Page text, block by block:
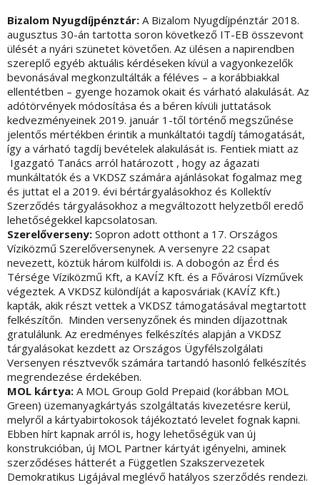
Bizalom Nyugdíjpénztár: A Bizalom Nyugdíjpénztár 2018.
augusztus 30-án tartotta soron következő IT-EB összevont
ülését a nyári szünetet követően. Az ülésen a napirendben
szereplő egyéb aktuális kérdéseken kívül a vagyonkezelők
bevonásával megkonzultálták a féléves – a korábbiakkal
ellentétben – gyenge hozamok okait és várható alakulását. Az
adótörvények módosítása és a béren kívüli juttatások
kedvezményeinek 2019. január 1-től történő megszűnése
jelentős mértékben érintik a munkáltatói tagdíj támogatását,
így a várható tagdíj bevételek alakulását is. Fentiek miatt az
Igazgató Tanács arról határozott , hogy az ágazati
munkáltatók és a VKDSZ számára ajánlásokat fogalmaz meg
és juttat el a 2019. évi bértárgyalásokhoz és Kollektív
Szerződés tárgyalásokhoz a megváltozott helyzetből eredő
lehetőségekkel kapcsolatosan.
Szerelőverseny: Sopron adott otthont a 17. Országos
Víziközmű Szerelőversenynek. A versenyre 22 csapat
nevezett, köztük három külföldi is. A dobogón az Érd és
Térsége Víziközmű Kft, a KAVÍZ Kft. és a Fővárosi Vízművek
végeztek. A VKDSZ különdíját a kaposváriak (KAVÍZ Kft.)
kapták, akik részt vettek a VKDSZ támogatásával megtartott
felkészítőn. Minden versenyzőnek és minden díjazottnak
gratulálunk. Az eredményes felkészítés alapján a VKDSZ
tárgyalásokat kezdett az Országos Ügyfélszolgálati
Versenyen résztvevők számára tartandó hasonló felkészítés
megrendezése érdekében.
MOL kártya: A MOL Group Gold Prepaid (korábban MOL
Green) üzemanyagkártyás szolgáltatás kivezetésre kerül,
melyről a kártyabirtokosok tájékoztató levelet fognak kapni.
Ebben hírt kapnak arról is, hogy lehetőségük van új
konstrukcióban, új MOL Partner kártyát igényelni, aminek
szerződéses hátterét a Független Szakszervezetek
Demokratikus Ligájával meglévő hatályos szerződés rendezi.